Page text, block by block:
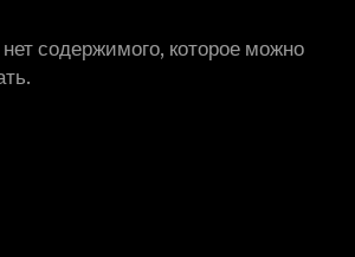
содержимого, которое можно